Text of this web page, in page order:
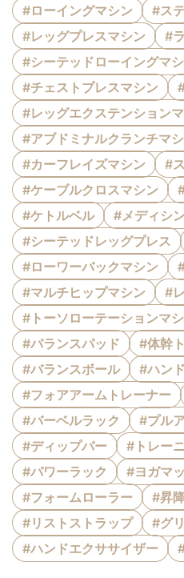
#ローイングマシン
#ス
#レッグプレスマシン
#
#シーテッドローイングマ
#チェストプレスマシン
#レッグエクステンション
#アブドミナルクランチマ
#カーフレイズマシン
#
#ケーブルクロスマシン
#ケトルベル
#メディシ
#シーテッドレッグプレス
#ローワーバックマシン
#マルチヒップマシン
#
#トーソローテーションマ
#バランスパッド
#体幹
#バランスボール
#ハン
#フォアアームトレーナー
#バーベルラック
#プル
#ディップバー
#トレー
#パワーラック
#ヨガマ
#フォームローラー
#昇
#リストストラップ
#グ
#ハンドエクササイザー